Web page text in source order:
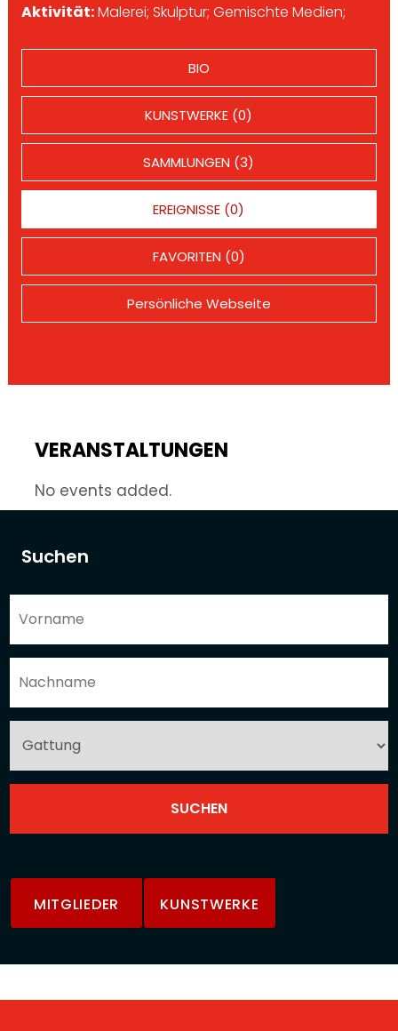
Suchen
MITGLIEDER KUNSTWERKE
Aktivität:Malerei; Skulptur; Gemischte Medien;
BIO
KUNSTWERKE (0)
SAMMLUNGEN (3)
EREIGNISSE (0)
FAVORITEN (0)
Persönliche Webseite
VERANSTALTUNGEN
No events added.